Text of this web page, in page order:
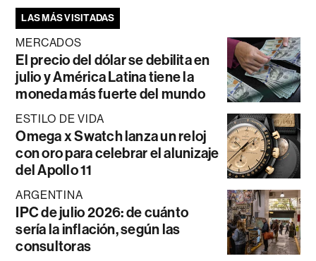
LAS MÁS VISITADAS
MERCADOS
El precio del dólar se debilita en
julio y América Latina tiene la
moneda más fuerte del mundo
ESTILO DE VIDA
Omega x Swatch lanza un reloj
con oro para celebrar el alunizaje
del Apollo 11
ARGENTINA
IPC de julio 2026: de cuánto
sería la inflación, según las
consultoras